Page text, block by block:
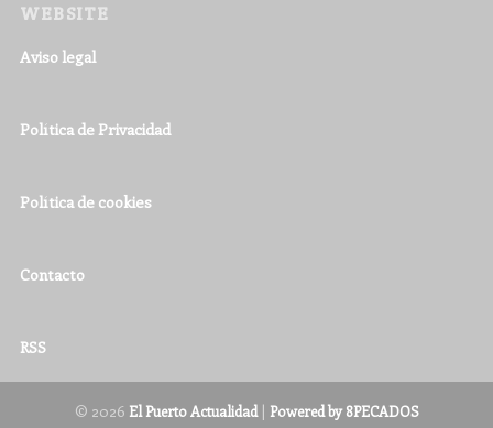
WEBSITE
Aviso legal
Política de Privacidad
Política de cookies
Contacto
RSS
© 2026 El Puerto Actualidad| Powered by 8PECADOS